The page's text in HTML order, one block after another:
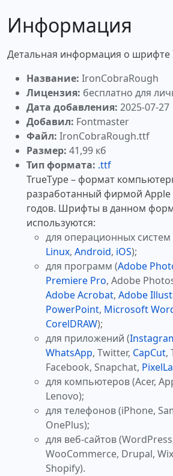
Информация
Детальная информация о шрифте
Название: IronCobraRough
Лицензия: бесплатно для
Дата добавления: 2025-07-27
Добавил: Fontmaster
Файл: IronCobraRough.ttf
Размер: 41,99 кб
Тип формата: .ttf
TrueType – формат
разработанный фирмой Apple
годов. Шрифты в данном
используются:
для операционных систем
Linux, Android, iOS);
для программ (Adobe
Premiere Pro, Adobe
Adobe Acrobat, Adobe
PowerPoint, Microsoft
CorelDRAW);
для приложений (
WhatsApp, Twitter, CapCut,
Facebook, Snapchat,
для компьютеров (Acer,
Lenovo);
для телефонов (iPhone,
OnePlus);
для веб-сайтов
WooCommerce, Drupal,
Shopify).